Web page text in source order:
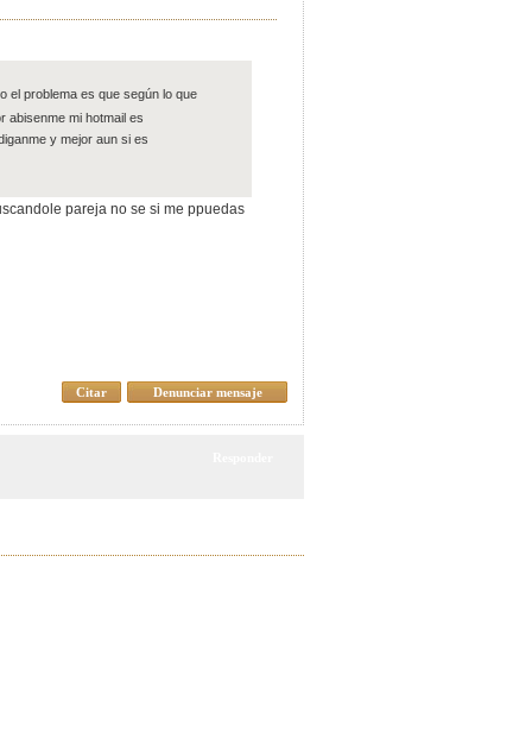
el problema es que según lo que
abisenme mi hotmail es
y mejor aun si es
pareja no se si me ppuedas
Denunciar mensaje
Citar